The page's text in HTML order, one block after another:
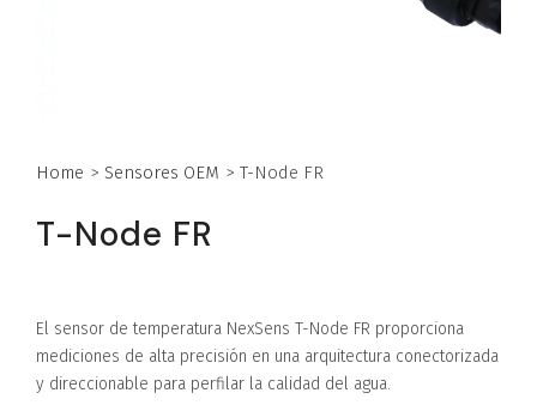
Home > Sensores OEM > T-Node FR
T-Node FR
El sensor de temperatura NexSens T-Node FR proporciona
mediciones de alta precisión en una arquitectura conectorizada
y direccionable para perfilar la calidad del agua.